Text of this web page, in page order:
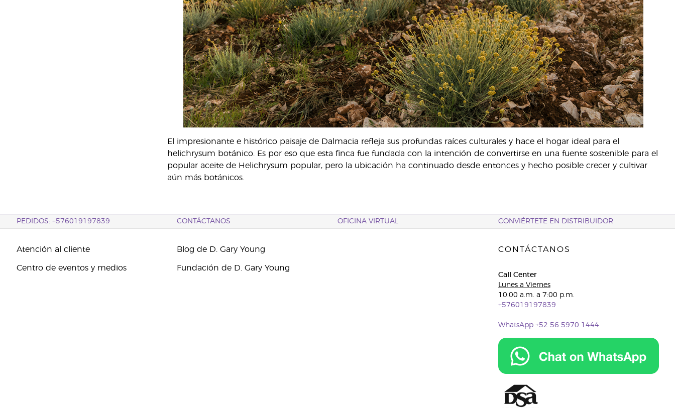
El impresionante e histórico paisaje de Dalmacia refleja sus profundas raíces culturales y hace el hogar ideal para el
helichrysum botánico. Es por eso que esta finca fue fundada con la intención de convertirse en una fuente sostenible para el
popular aceite de Helichrysum popular, pero la ubicación ha continuado desde entonces y hecho posible crecer y cultivar
aún más botánicos.
PEDIDOS: +576019197839 CONTÁCTANOS OFICINA VIRTUAL CONVIÉRTETE EN DISTRIBUIDOR
Atención al cliente
Centro de eventos y medios
Blog de D. Gary Young
Fundación de D. Gary Young
CONTÁCTANOS
Call Center
Lunes a Viernes
10:00 a.m. a 7:00 p.m.
+576019197839
WhatsApp +52 56 5970 1444